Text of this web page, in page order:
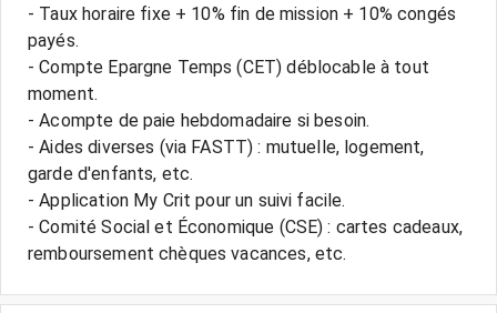
- Taux horaire fixe + 10% fin de mission + 10% congés
payés.
- Compte Epargne Temps (CET) déblocable à tout
moment.
- Acompte de paie hebdomadaire si besoin.
- Aides diverses (via FASTT) : mutuelle, logement,
garde d'enfants, etc.
- Application My Crit pour un suivi facile.
- Comité Social et Économique (CSE) : cartes cadeaux,